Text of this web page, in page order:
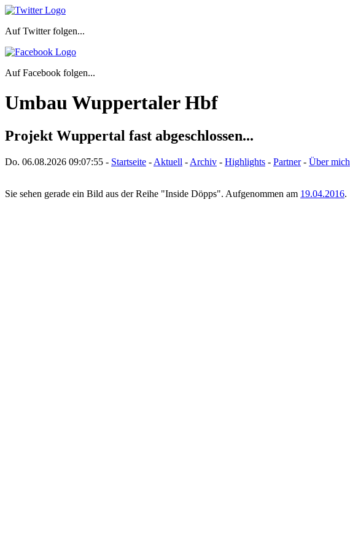
Auf Twitter folgen...
Auf Facebook folgen...
Umbau Wuppertaler Hbf
Projekt Wuppertal fast abgeschlossen...
Do. 06.08.2026 09:07:55 - Startseite - Aktuell - Archiv - Highlights - Partner- Über mich
Sie sehen gerade ein Bild aus der Reihe "Inside Döpps". Aufgenommen am 19.04.2016.